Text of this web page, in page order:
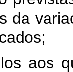
da
aos